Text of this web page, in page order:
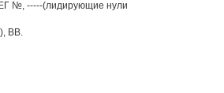
№, -----(лидирующие нули
ВВ.